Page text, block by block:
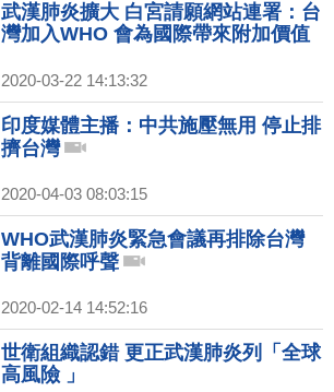
武漢肺炎擴大 白宮請願網站連署：台
灣加入WHO 會為國際帶來附加價值
2020-03-22 14:13:32
印度媒體主播：中共施壓無用 停止排
擠台灣
2020-04-03 08:03:15
WHO武漢肺炎緊急會議再排除台灣
背離國際呼聲
2020-02-14 14:52:16
世衛組織認錯 更正武漢肺炎列「全球
高風險 」